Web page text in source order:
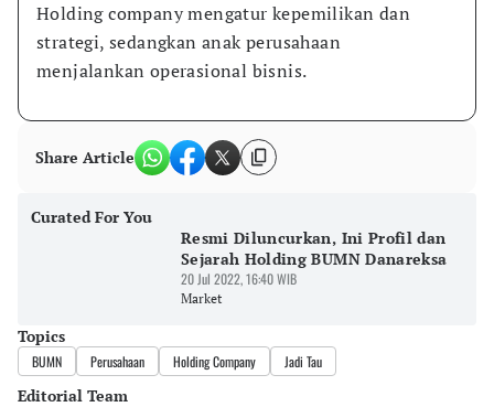
Holding company mengatur kepemilikan dan
strategi, sedangkan anak perusahaan
menjalankan operasional bisnis.
Share Article
Curated For You
Resmi Diluncurkan, Ini Profil dan
Sejarah Holding BUMN Danareksa
20 Jul 2022, 16:40 WIB
Market
Topics
BUMN Perusahaan Holding Company Jadi Tau
Editorial Team